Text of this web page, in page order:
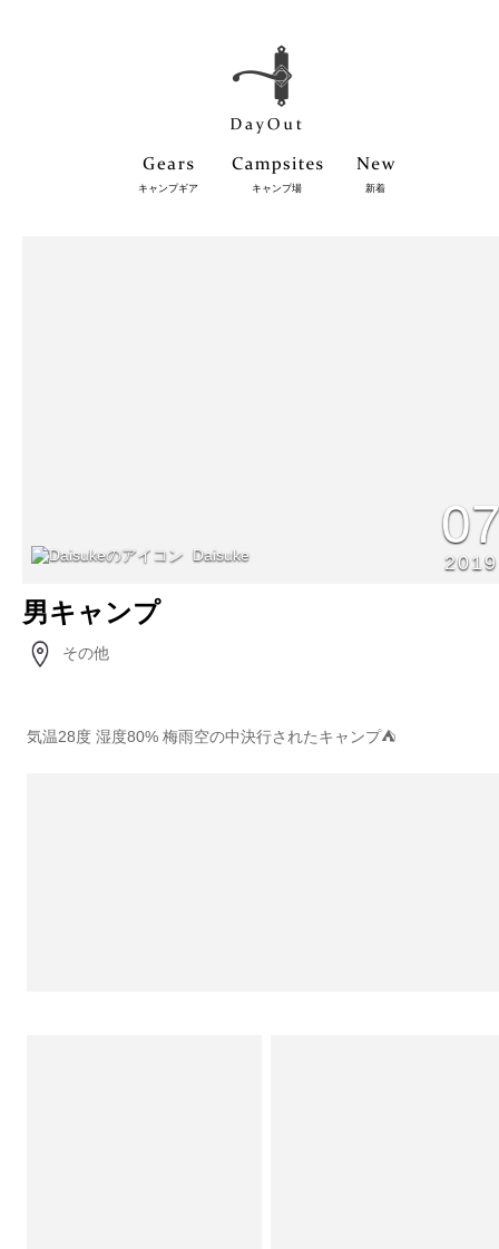
キャンプギア キャンプ場 新着
Daisuke 2019
男キャンプ
その他
気温28度 湿度80% 梅雨空の中決行されたキャンプ⛺️